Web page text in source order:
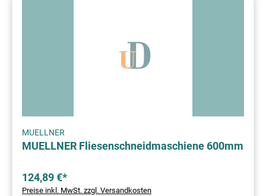
MUELLNER
MUELLNER Fliesenschneidmaschiene 600mm
124,89 €*
Preise inkl. MwSt. zzgl. Versandkosten